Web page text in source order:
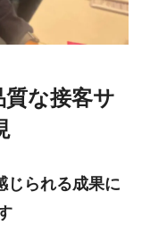
な接客サ
られる成果に